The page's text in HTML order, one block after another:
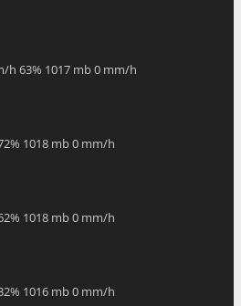
h 63% 1017 mb0 mm/h
1018 mb0 mm/h
1018 mb0 mm/h
1016 mb0 mm/h